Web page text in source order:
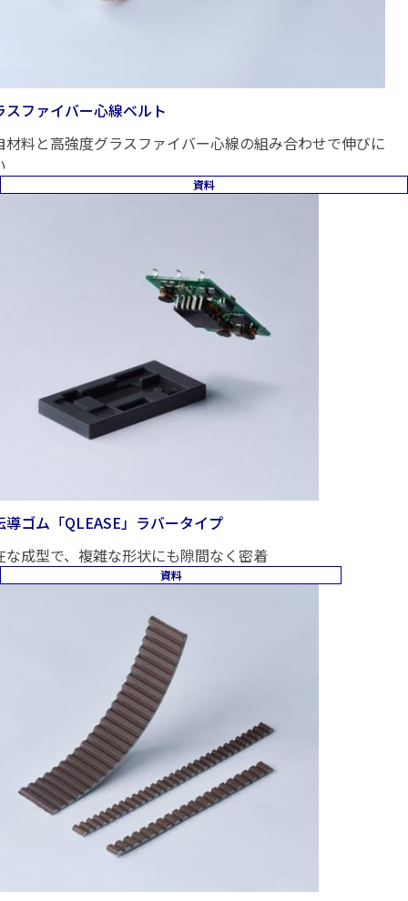
スファイバー心線ベルト
材料と高強度グラスファイバー心線の組み合わせで伸びに
資料
導ゴム「QLEASE」ラバータイプ
な成型で、複雑な形状にも隙間なく密着
資料